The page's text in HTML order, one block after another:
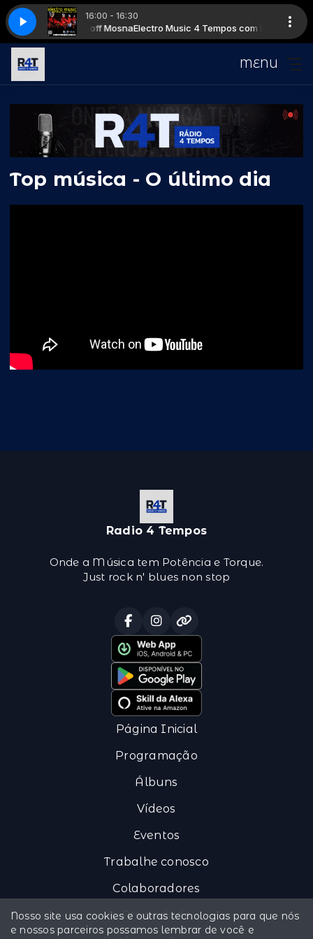
16:00 - 16:30
com Pat Sekircoff MosnaElectro Music 4 Tempos com Pat
com Pat S Mosna 16h - Electro Music com Pat S Mosna
MENU
Top música - O último dia
Radio 4 Tempos
Onde a Música tem Potência e Torque.
Just rock n' blues non stop
Página Inicial
Programação
Álbuns
Vídeos
Eventos
Trabalhe conosco
Colaboradores
Privacidade
Nosso site usa cookies e outras tecnologias para que nós
e nossos parceiros possamos lembrar de você e